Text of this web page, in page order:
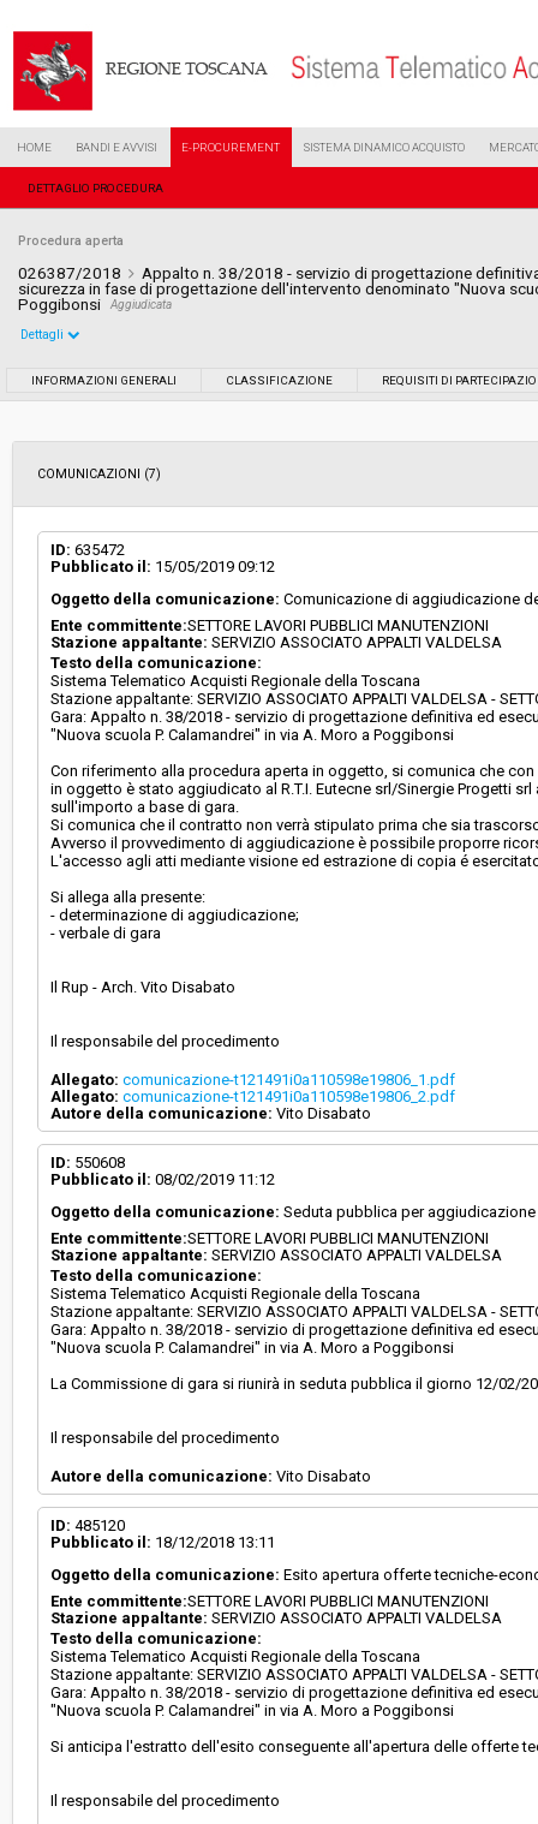
HOME BANDI E AVVISI E-PROCUREMENT SISTEMA DINAMICO ACQUISTO
DETTAGLIO PROCEDURA
Procedura aperta
026387/2018
Appalto n. 38/2018 - servizio di progettazione
sicurezza in fase di progettazione dell'intervento denominato "Nuova
Poggibonsi
Aggiudicata
Data pubblicazione:
Svolgimento:
Responsabile attuale:
SERVIZIO ASSOCIATO APPALTI VALDELSA -
LAVORI PUBBLICI MANUTENZIONI
Dettagli
INFORMAZIONI GENERALI CLASSIFICAZIONE REQUISITI DI
COMUNICAZIONI (7)
ID: 635472
Pubblicato il: 15/05/2019 09:12
Oggetto della comunicazione: Comunicazione di aggiudicazione
Ente committente:SETTORE LAVORI PUBBLICI MANUTENZIONI
Stazione appaltante: SERVIZIO ASSOCIATO APPALTI VALDELSA
Testo della comunicazione:
Sistema Telematico Acquisti Regionale della Toscana
Stazione appaltante: SERVIZIO ASSOCIATO APPALTI VALDELSA -
Gara: Appalto n. 38/2018 - servizio di progettazione definitiva ed
"Nuova scuola P. Calamandrei" in via A. Moro a Poggibonsi
Con riferimento alla procedura aperta in oggetto, si comunica che
in oggetto è stato aggiudicato al R.T.I. Eutecne srl/Sinergie Progetti
sull'importo a base di gara.
Si comunica che il contratto non verrà stipulato prima che sia
Avverso il provvedimento di aggiudicazione è possibile proporre
L'accesso agli atti mediante visione ed estrazione di copia é
Si allega alla presente:
- determinazione di aggiudicazione;
- verbale di gara
Il Rup - Arch. Vito Disabato
Il responsabile del procedimento
Allegato: comunicazione-t121491i0a110598e19806_1.pdf
Allegato: comunicazione-t121491i0a110598e19806_2.pdf
Autore della comunicazione: Vito Disabato
ID: 550608
Pubblicato il: 08/02/2019 11:12
Oggetto della comunicazione: Seduta pubblica per aggiudicazione
Ente committente:SETTORE LAVORI PUBBLICI MANUTENZIONI
Stazione appaltante: SERVIZIO ASSOCIATO APPALTI VALDELSA
Testo della comunicazione:
Sistema Telematico Acquisti Regionale della Toscana
Stazione appaltante: SERVIZIO ASSOCIATO APPALTI VALDELSA -
Gara: Appalto n. 38/2018 - servizio di progettazione definitiva ed
"Nuova scuola P. Calamandrei" in via A. Moro a Poggibonsi
La Commissione di gara si riunirà in seduta pubblica il giorno 12/02/
Il responsabile del procedimento
Autore della comunicazione: Vito Disabato
ID: 485120
Pubblicato il: 18/12/2018 13:11
Oggetto della comunicazione: Esito apertura offerte tecniche-
Ente committente:SETTORE LAVORI PUBBLICI MANUTENZIONI
Stazione appaltante: SERVIZIO ASSOCIATO APPALTI VALDELSA
Testo della comunicazione:
Sistema Telematico Acquisti Regionale della Toscana
Stazione appaltante: SERVIZIO ASSOCIATO APPALTI VALDELSA -
Gara: Appalto n. 38/2018 - servizio di progettazione definitiva ed
"Nuova scuola P. Calamandrei" in via A. Moro a Poggibonsi
Si anticipa l'estratto dell'esito conseguente all'apertura delle offerte
Il responsabile del procedimento